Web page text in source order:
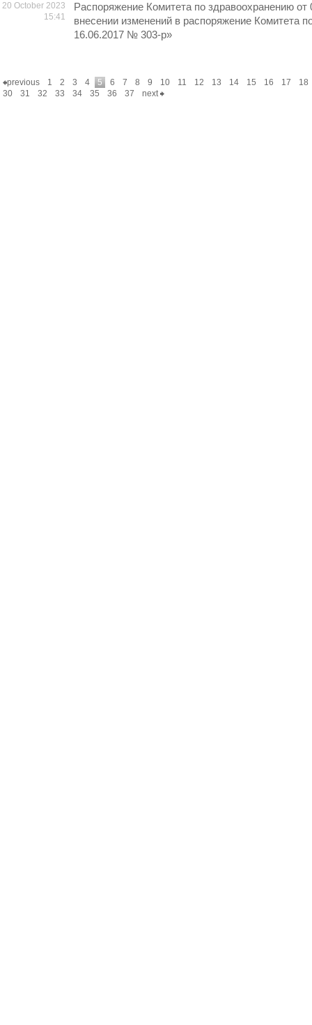
20 October 2023
15:41
Распоряжение Комитета по здравоохранению
внесении изменений в распоряжение Комитета
16.06.2017 № 303-р»
previous 1 2 3 4 5 6 7 8 9 10 11 12 13 14 15 16 17
18
30
31 32 33 34 35 36 37 next